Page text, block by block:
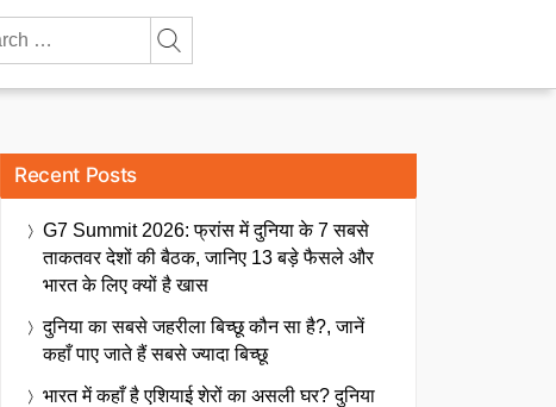
Recent Posts
G7 Summit 2026: फ्रांस में दुनिया के 7 सबसे
ताकतवर देशों की बैठक, जानिए 13 बड़े फैसले और
भारत के लिए क्यों है खास
दुनिया का सबसे जहरीला बिच्छू कौन सा है?, जानें
कहाँ पाए जाते हैं सबसे ज्यादा बिच्छू
भारत में कहाँ है एशियाई शेरों का असली घर? दुनिया